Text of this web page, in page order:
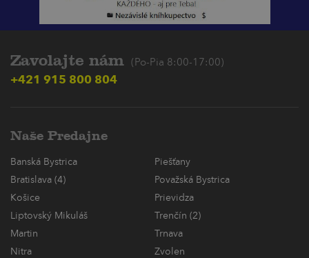
Zavolajte nám (Po-Pia 8:00-17:00)
+421 915 800 804
Naše Predajne
Banská Bystrica
Piešťany
Bratislava (4)
Považská Bystrica
Košice
Prievidza
Liptovský Mikuláš
Trenčín (2)
Martin
Trnava
Nitra
Zvolen